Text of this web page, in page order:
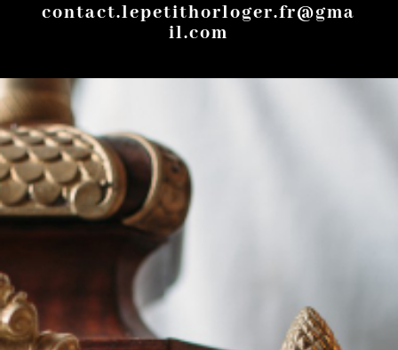
contact.lepetithorloger.fr@gma
il.com
Renseignez-vous
sur nos services
Demander votre
devis gratuit